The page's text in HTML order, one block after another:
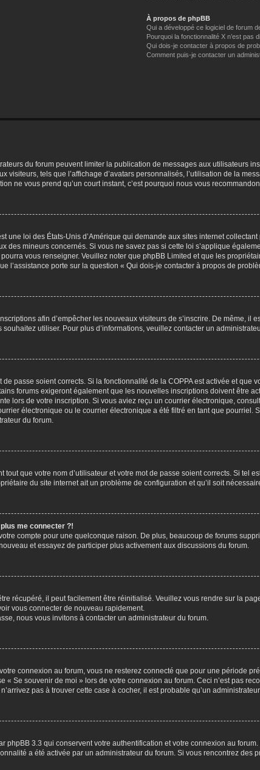
À propos de phpBB
Qui a développé ce logiciel de forum
Pourquoi la fonctionnalité X n’est pas
Qui dois-je contacter à propos de
Comment puis-je contacter un
du forum peuvent limiter la publication de messages aux utilisateurs
tels que l’affichage d’avatars personnalisés, l’utilisation de la
ne vous prend qu’un court instant, c’est pourquoi nous vous
une loi des États-Unis d’Amérique qui demande aux sites internet
des mineurs concernés. Si vous ne savez pas si cette loi s’applique
vous renseigner. Veuillez noter que phpBB Limited et que les
l’assistance porte sur la question « Qui dois-je contacter à propos de
afin d’empêcher les nouveaux visiteurs de s’inscrire. De même, il
utiliser. Pour plus d’informations, veuillez contacter un
passe soient corrects. Si la fonctionnalité de la COPPA est activée et que
forums exigeront également que les nouvelles inscriptions doivent être
lors de votre inscription. Si vous aviez reçu un courrier électronique,
électronique ou le courrier électronique a été filtré en tant que pourriel.
du forum.
que votre nom d’utilisateur et votre mot de passe soient corrects. Si tel
du site internet ait un problème de configuration et qu’il soit
me connecter ?!
compte pour une quelconque raison. De plus, beaucoup de forums
et essayez de participer plus activement aux discussions du forum.
récupéré, il peut facilement être réinitialisé. Veuillez vous rendre sur la
vous connecter de nouveau rapidement.
nous vous invitons à contacter un administrateur du forum.
connexion au forum, vous ne resterez connecté que pour une période
« Se souvenir de moi » lors de votre connexion au forum. Ceci n’est pas
pas à trouver cette case à cocher, il est probable qu’un
phpBB 3.3 qui conservent votre authentification et votre connexion au
a été activée par un administrateur du forum. Si vous rencontrez